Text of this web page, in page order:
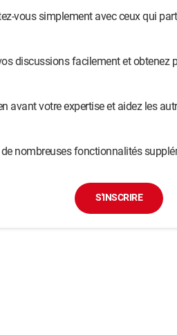
vous simplement avec ceux qui
discussions facilement et obtenez
avant votre expertise et aidez les
nombreuses fonctionnalités
S'INSCRIRE